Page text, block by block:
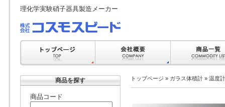
理化学実験硝子器具製造メーカー
商品を探す
商品コード
トップページ » ガラス体積計 » 温度計